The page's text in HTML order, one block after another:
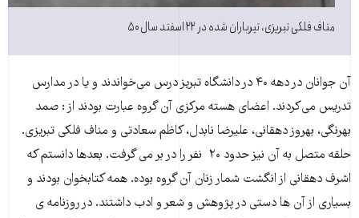
مناف فلکی تبریزی، تیرباران شده در ۲۲ اسفند سال ۵۰
آن جوانان در دهه ۴۰ در دانشگاه تبریز درس می‌خواندند و یا در مدارس
تدریس می‌کردند. اعضای هسته مرکزی آن گروه عبارت بودند از : صمد
بهرنگی، بهروز دهقانی، علیرضا نابدل، کاظم سعادتی و مناف فلکی تبریزی.
حلقه متصل به آن نیز حدود ۲۰ نفر را در بر می گرفت. بعدها دانستم که
اشرف دهقانی از انگشت شمار زنان آن گروه بوده. همه کتابخوان بودند و
بسیاری از آن ها دستی در پژوهش و شعر و ادب داشتند. در روزنامه ی